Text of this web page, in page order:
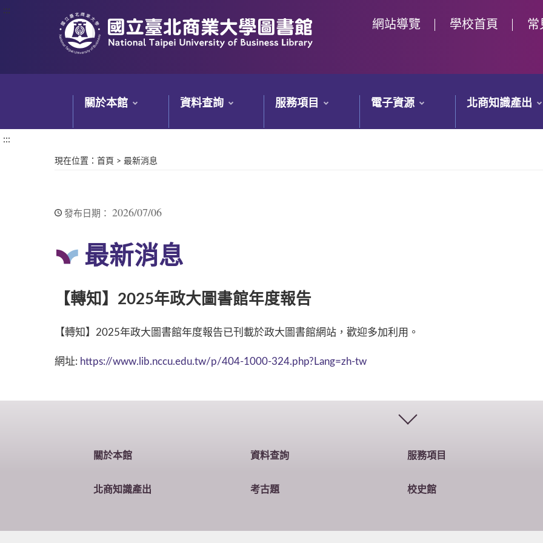
:::
:::
網站導覽 學校首頁 常
關於本館 資料查詢 服務項目 電子資源 北商知識產出
:::
現在位置 ： 首頁 > 最新消息
發布日期： 2026/07/06
最新消息
【轉知】2025年政大圖書館年度報告
【轉知】2025年政大圖書館年度報告已刊載於政大圖書館網站，歡迎多加利用。
網址: https://www.lib.nccu.edu.tw/p/404-1000-324.php?Lang=zh-tw
關於本館 資料查詢 服務項目
北商知識產出 考古題 校史館